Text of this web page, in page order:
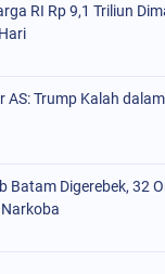
RI Rp 9,1 Triliun
AS: Trump Kalah
Batam Digerebek, 32